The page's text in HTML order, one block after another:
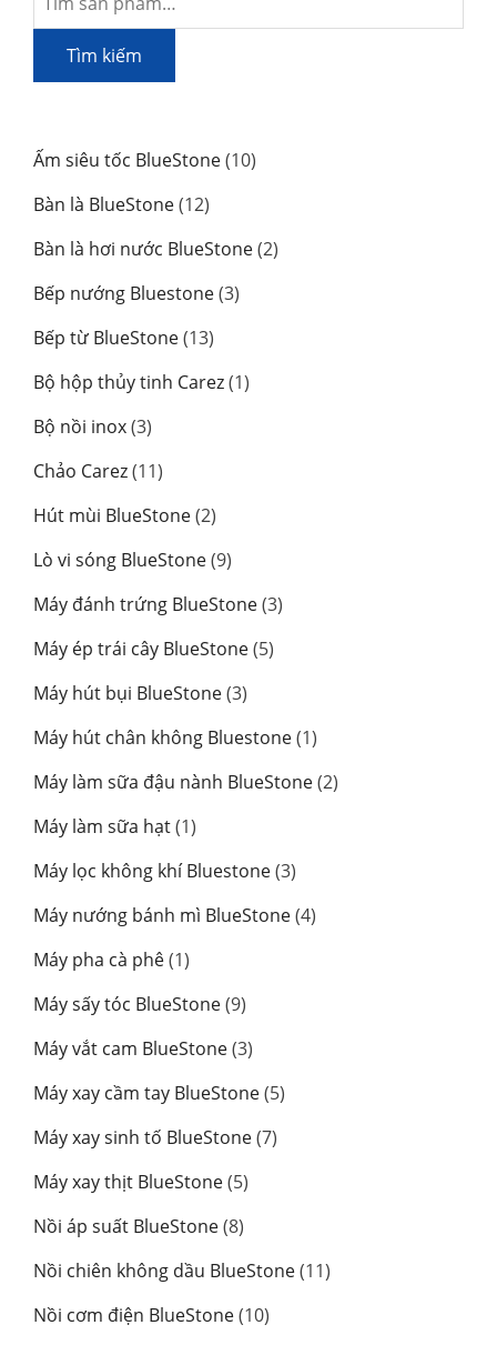
kiếm:
Tìm kiếm
Ấm siêu tốc BlueStone 1010
Bàn là BlueStone 1212
Bàn là hơi nước BlueStone 22
Bếp nướng Bluestone 33
Bếp từ BlueStone 1313
phẩm
Bộ hộp thủy tinh Carez 11
Bộ nồi inox 33
phẩm
Chảo Carez 1111
phẩm
Hút mùi BlueStone 22
phẩm
Lò vi sóng BlueStone 99
phẩm
Máy đánh trứng BlueStone 33
Máy ép trái cây BlueStone 55
Máy hút bụi BlueStone 33
Máy hút chân không Bluestone 11
phẩm
Máy làm sữa đậu nành BlueStone 22
Máy làm sữa hạt 11
Máy lọc không khí Bluestone 33
phẩm
Máy nướng bánh mì BlueStone 44
Máy pha cà phê 11
phẩm
Máy sấy tóc BlueStone 99
phẩm
Máy vắt cam BlueStone 33
phẩm
Máy xay cầm tay BlueStone 55
Máy xay sinh tố BlueStone 77
Máy xay thịt BlueStone 55
Nồi áp suất BlueStone 88
Nồi chiên không dầu BlueStone 1111
Nồi cơm điện BlueStone 1010